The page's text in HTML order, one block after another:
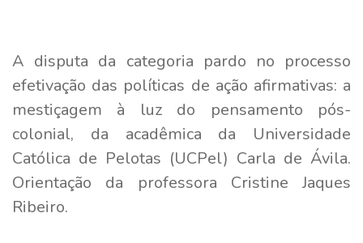
A disputa da categoria pardo no processo
efetivação das políticas de ação afirmativas: a
mestiçagem à luz do pensamento pós-
colonial, da acadêmica da Universidade
Católica de Pelotas (UCPel) Carla de Ávila.
Orientação da professora Cristine Jaques
Ribeiro.